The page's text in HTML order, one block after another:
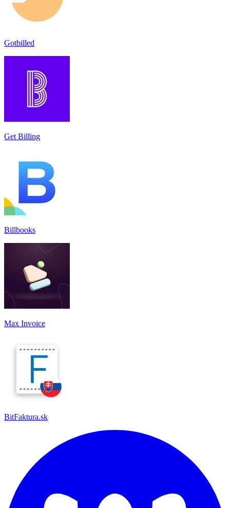
Gotbilled
Get Billing
Billbooks
Max Invoice
BitFaktura.sk